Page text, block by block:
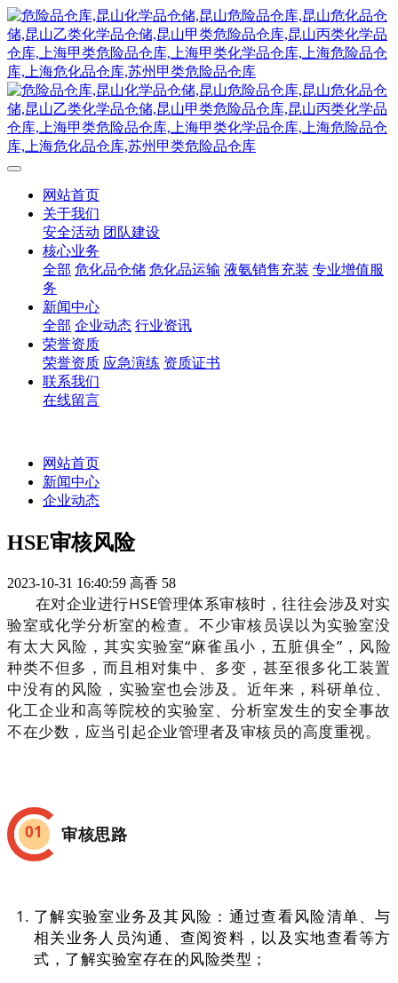
网站首页
关于我们
安全活动 团队建设
核心业务
全部 危化品仓储 危化品运输 液氨销售充装 专业增值服
务
新闻中心
全部 企业动态 行业资讯
荣誉资质
荣誉资质 应急演练 资质证书
联系我们
在线留言
网站首页
新闻中心
企业动态
HSE审核风险
2023-10-31 16:40:59 高香 58
在对企业进行HSE管理体系审核时，往往会涉及对实
验室或化学分析室的检查。不少审核员误以为实验室没
有太大风险，其实实验室“麻雀虽小，五脏俱全”，风险
种类不但多，而且相对集中、多变，甚至很多化工装置
中没有的风险，实验室也会涉及。近年来，科研单位、
化工企业和高等院校的实验室、分析室发生的安全事故
不在少数，应当引起企业管理者及审核员的高度重视。
01 审核思路
了解实验室业务及其风险：通过查看风险清单、与
相关业务人员沟通、查阅资料，以及实地查看等方
式，了解实验室存在的风险类型；